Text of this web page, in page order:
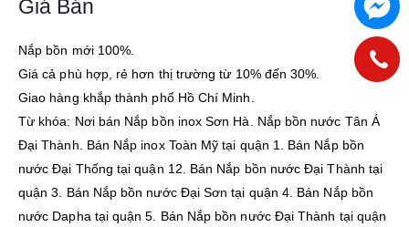
Giá Bán
Nắp bồn mới 100%.
Giá cả phù hợp, rẻ hơn thị trường từ 10% đến 30%.
Giao hàng khắp thành phố Hồ Chí Minh.
Từ khóa: Nơi bán Nắp bồn inox Sơn Hà. Nắp bồn nước Tân Á
Đại Thành. Bán Nắp inox Toàn Mỹ tại quận 1. Bán Nắp bồn
nước Đại Thống tại quận 12. Bán Nắp bồn nước Đại Thành tại
quận 3. Bán Nắp bồn nước Đại Sơn tại quận 4. Bán Nắp bồn
nước Dapha tại quận 5. Bán Nắp bồn nước Đại Thành tại quận